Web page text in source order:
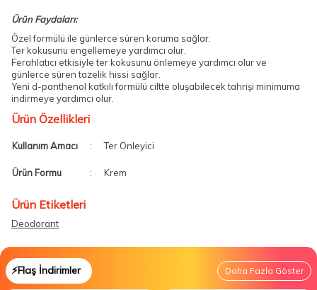
Ürün Faydaları:
Özel formülü ile günlerce süren koruma sağlar.
Ter kokusunu engellemeye yardımcı olur.
Ferahlatıcı etkisiyle ter kokusunu önlemeye yardımcı olur ve
günlerce süren tazelik hissi sağlar.
Yeni d-panthenol katkılı formülü ciltte oluşabilecek tahrişi minimuma
indirmeye yardımcı olur.
Ürün Özellikleri
Kullanım Amacı : Ter Önleyici
Ürün Formu : Krem
Ürün Etiketleri
Deodorant
⚡Flaş İndirimler Daha Fazla Göster